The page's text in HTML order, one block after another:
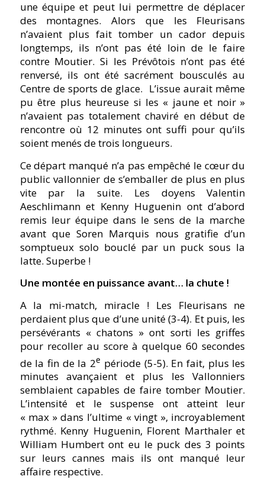
une équipe et peut lui permettre de déplacer
des montagnes. Alors que les Fleurisans
n’avaient plus fait tomber un cador depuis
longtemps, ils n’ont pas été loin de le faire
contre Moutier. Si les Prévôtois n’ont pas été
renversé, ils ont été sacrément bousculés au
Centre de sports de glace. L’issue aurait même
pu être plus heureuse si les « jaune et noir »
n’avaient pas totalement chaviré en début de
rencontre où 12 minutes ont suffi pour qu’ils
soient menés de trois longueurs.
Ce départ manqué n’a pas empêché le cœur du
public vallonnier de s’emballer de plus en plus
vite par la suite. Les doyens Valentin
Aeschlimann et Kenny Huguenin ont d’abord
remis leur équipe dans le sens de la marche
avant que Soren Marquis nous gratifie d’un
somptueux solo bouclé par un puck sous la
latte. Superbe !
Une montée en puissance avant… la chute !
A la mi-match, miracle ! Les Fleurisans ne
perdaient plus que d’une unité (3-4). Et puis, les
persévérants « chatons » ont sorti les griffes
pour recoller au score à quelque 60 secondes
de la fin de la 2e période (5-5). En fait, plus les
minutes avançaient et plus les Vallonniers
semblaient capables de faire tomber Moutier.
L’intensité et le suspense ont atteint leur
« max » dans l’ultime « vingt », incroyablement
rythmé. Kenny Huguenin, Florent Marthaler et
William Humbert ont eu le puck des 3 points
sur leurs cannes mais ils ont manqué leur
affaire respective.